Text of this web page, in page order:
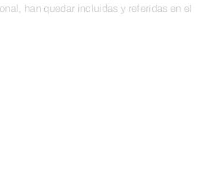
han quedar incluidas y referidas en el